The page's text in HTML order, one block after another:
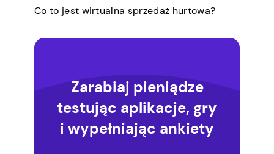
Co to jest wirtualna sprzedaż hurtowa?
Zarabiaj pieniądze
testując aplikacje, gry
i wypełniając ankiety